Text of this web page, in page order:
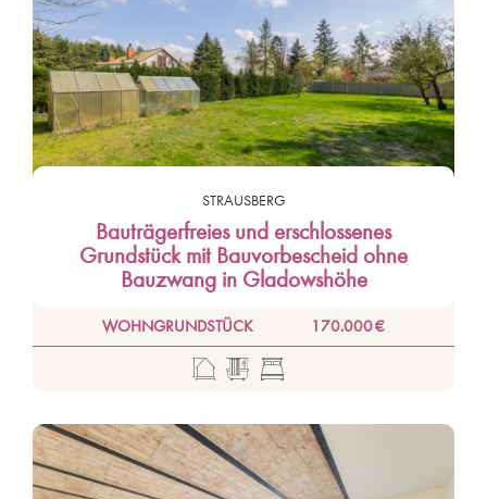
STRAUSBERG
Bauträgerfreies und erschlossenes
Grundstück mit Bauvorbescheid ohne
Bauzwang in Gladowshöhe
WOHNGRUNDSTÜCK 170.000 €